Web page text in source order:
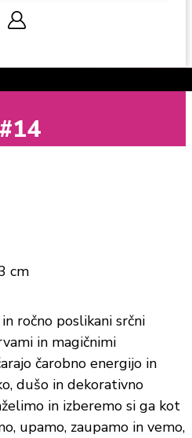
cm
ročno poslikani srčni
in magičnimi
čarobno energijo in
dušo in dekorativno
in izberemo si ga kot
upamo, zaupamo in vemo,